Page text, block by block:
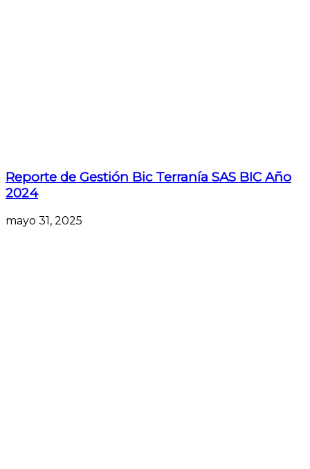
Reporte de Gestión Bic Terranía SAS BIC Año
2024
mayo 31, 2025